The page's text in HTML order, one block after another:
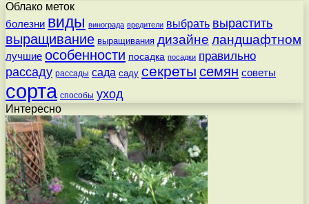
Облако меток
болезни виды винограда вредители выбрать вырастить
выращивание выращивания дизайне ландшафтном
лучшие особенности посадка посадки правильно
рассаду рассады сада саду секреты семян советы
сорта способы уход
Интересно